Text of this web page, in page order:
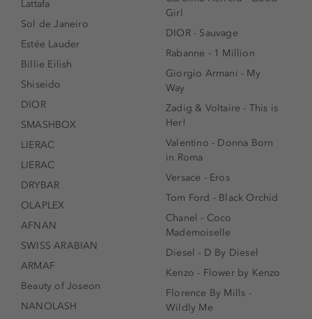
Lattafa
Sol de Janeiro
Estée Lauder
Billie Eilish
Shiseido
DIOR
SMASHBOX
LIERAC
LIERAC
DRYBAR
OLAPLEX
AFNAN
SWISS ARABIAN
ARMAF
Beauty of Joseon
NANOLASH
Girl
DIOR - Sauvage
Rabanne - 1 Million
Giorgio Armani - My
Way
Zadig & Voltaire - This is
Her!
Valentino - Donna Born
in Roma
Versace - Eros
Tom Ford - Black Orchid
Chanel - Coco
Mademoiselle
Diesel - D By Diesel
Kenzo - Flower by Kenzo
Florence By Mills -
Wildly Me